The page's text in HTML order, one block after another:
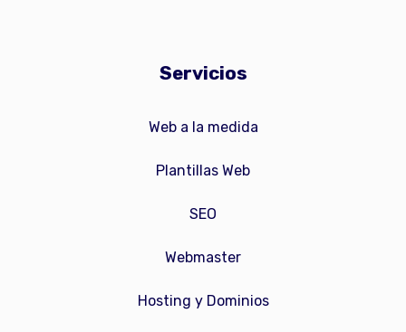
Servicios
Web a la medida
Plantillas Web
SEO
Webmaster
Hosting y Dominios